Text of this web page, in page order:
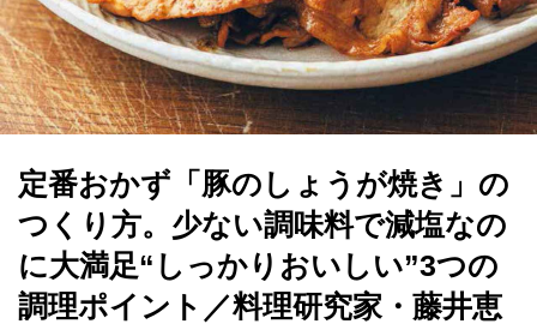
定番おかず「豚のしょうが焼き」の
つくり方。少ない調味料で減塩なの
に大満足“しっかりおいしい”3つの
調理ポイント／料理研究家・藤井恵